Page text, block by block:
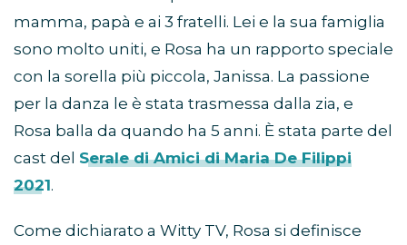
mamma, papà e ai 3 fratelli. Lei e la sua famiglia
sono molto uniti, e Rosa ha un rapporto speciale
con la sorella più piccola, Janissa. La passione
per la danza le è stata trasmessa dalla zia, e
Rosa balla da quando ha 5 anni. È stata parte del
cast del Serale di Amici di Maria De Filippi
2021.
Come dichiarato a Witty TV, Rosa si definisce